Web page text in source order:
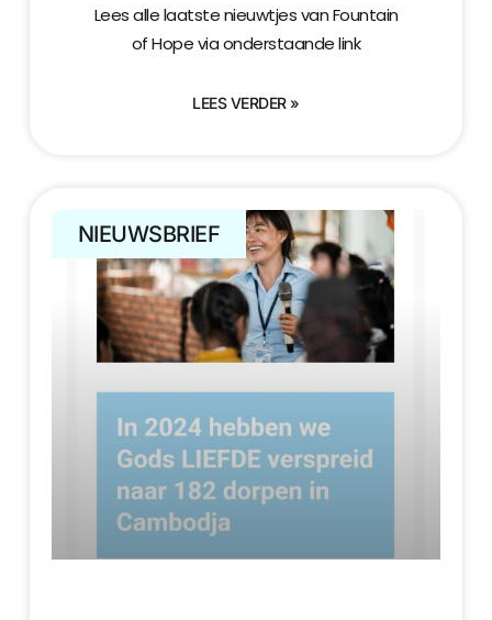
Lees alle laatste nieuwtjes van Fountain
of Hope via onderstaande link
LEES VERDER »
NIEUWSBRIEF